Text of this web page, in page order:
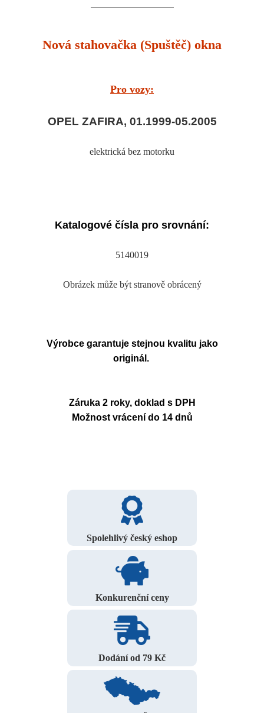
Nová stahovačka (Spuštěč) okna
Pro vozy:
OPEL ZAFIRA, 01.1999-05.2005
elektrická bez motorku
Katalogové čísla pro srovnání:
5140019
Obrázek může být stranově obrácený
Výrobce garantuje stejnou kvalitu jako
originál.
Záruka 2 roky, doklad s DPH
Možnost vrácení do 14 dnů
Spolehlivý český eshop
Konkurenční ceny
Dodání od 79 Kč